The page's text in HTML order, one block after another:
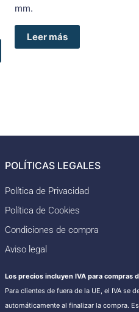
página
de
mm.
Leer más
POLÍTICAS LEGALES
Política de Privacidad
Política de Cookies
Condiciones de compra
Aviso legal
Los precios incluyen IVA para compras
Para clientes de fuera de la UE, el IVA se
automáticamente al finalizar la compra.